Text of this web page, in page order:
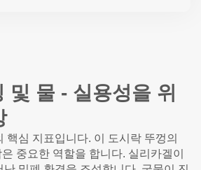
및 물 - 실용성을 위
핵심 지표입니다. 이 도시락 뚜껑의
중요한 역할을 합니다. 실리카겔이